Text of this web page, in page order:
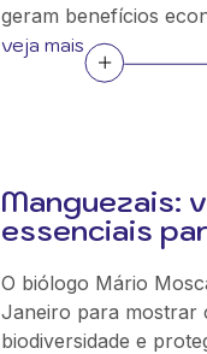
geram benefícios
veja mais
Manguezais:
essenciais
O biólogo Mário
Janeiro para mostrar
biodiversidade e